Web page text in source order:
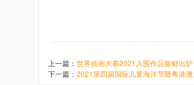
上一篇： 世界插画大赛2021入围作品新鲜出炉
下一篇： 2021第四届国际儿童海洋节暨粤港